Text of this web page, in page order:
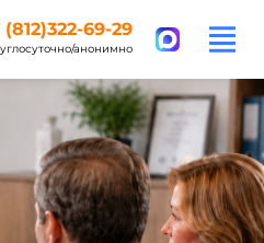
(812)322-69-29
анонимно